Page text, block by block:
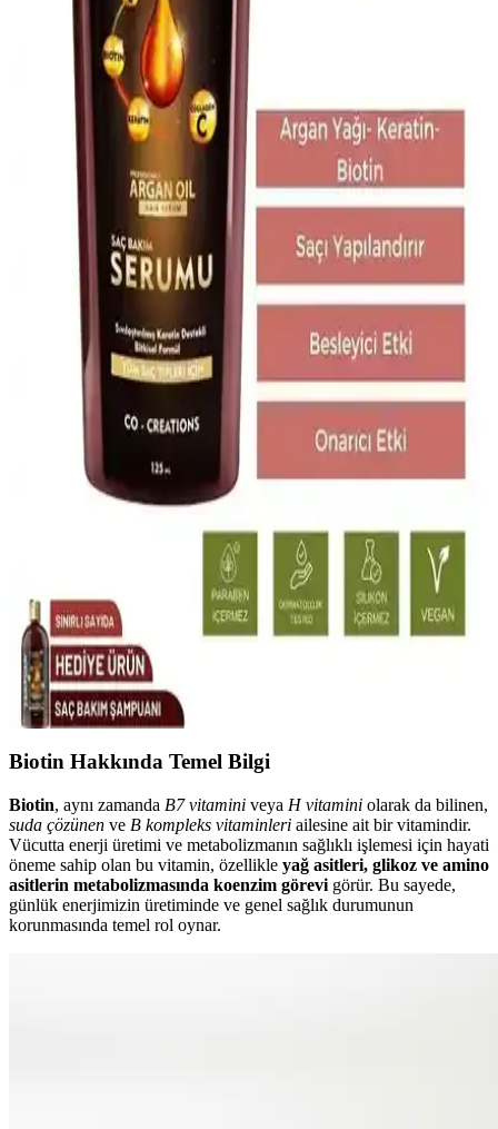
2023'te saç dökülmesine karşı kullanılan şampuanlar ve bakım
teknikleri, saç sağlığını korumada önemli rol oynar. Düzenli bakım
ve doğru ürün seçimiyle saçlarınızı güçlendirin.
2023 Yılında Saç Dökülmesine Karşı Etkili Bakım
Ürünleri ve Kullanım Tavsiyeleri
2023 yılında piyasaya çıkan saç bakım ürünleri, saç dökülmesini
önlemek ve saç sağlığını güçlendirmek için tasarlandı. Düzenli
kullanım ve doğru ürün seçimiyle saçlarınız daha sağlıklı ve dirençli
OGX Biotin Kolajen Sülfatsız Şampuan ve
Neutrogena Deep Clean Makyaj Temizleme Mendili:
Günlük Bakımda Yenilikçi Çözümler
Saç ve cilt bakımında yenilikçi çözümler sunan OGX ve
Neutrogena ürünleri, güçlendiren, parlaklık kazandıran ve pratik
kullanımıyla öne çıkar, günlük bakımda etkili sonuçlar sağlar.
Biotin Destekli Saç Şampuanları ile Saç Sağlığını
Güçlendirme ve Parlaklık Kazanma
Biotin içeren şampuanlar, saç güçlendirme ve parlaklık sağlar.
Düzenli kullanım, saç dökülmesini azaltır ve sağlıklı saçlara
Laventin Saç Uzatıcı Serumu: Doğal İçeriklerle Saç
Güçlendirme ve Uzama Çözümü
Laventin saç serumu, doğal içeriklerle saç dökülmesini önler,
güçlendirir ve uzamasını destekler. Düzenli kullanımda parlak ve
sağlıklı saçlara ulaşmanızı sağlar.
Biotin Hakkında Temel Bilgi
Biotin, aynı zamanda B7 vitamini veya H vitamini olarak da bilinen,
suda çözünen ve B kompleks vitaminleri ailesine ait bir vitamindir.
Vücutta enerji üretimi ve metabolizmanın sağlıklı işlemesi için hayati
öneme sahip olan bu vitamin, özellikle yağ asitleri, glikoz ve amino
asitlerin metabolizmasında koenzim görevi görür. Bu sayede,
günlük enerjimizin üretiminde ve genel sağlık durumunun
korunmasında temel rol oynar.